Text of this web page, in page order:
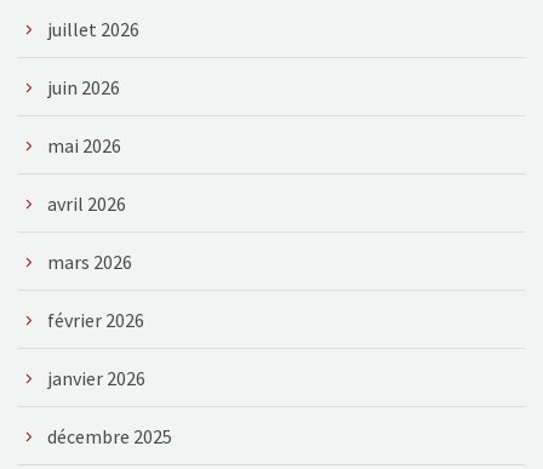
juillet 2026
juin 2026
mai 2026
avril 2026
mars 2026
février 2026
janvier 2026
décembre 2025